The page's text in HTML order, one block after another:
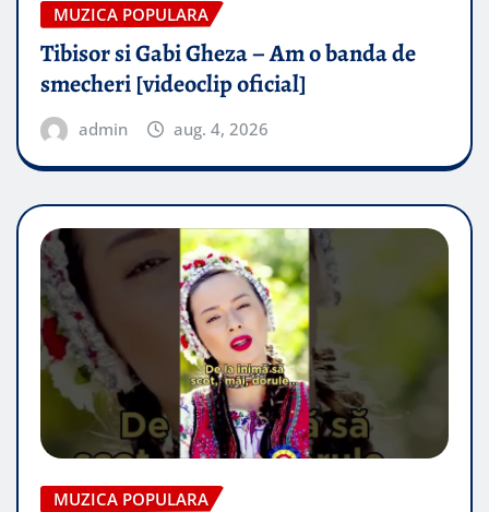
MUZICA POPULARA
Tibisor si Gabi Gheza – Am o banda de
smecheri [videoclip oficial]
admin aug. 4, 2026
MUZICA POPULARA